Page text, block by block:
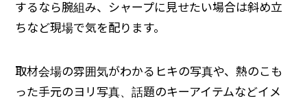
するなら腕組み、シャープに見せたい場合は斜め立
ちなど現場で気を配ります。
取材会場の雰囲気がわかるヒキの写真や、熱のこも
った手元のヨリ写真、話題のキーアイテムなどイメ